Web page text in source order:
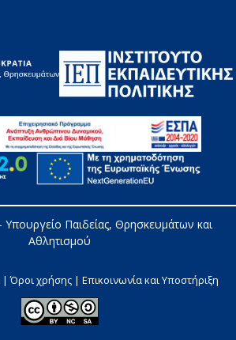
Υπουργείο Παιδείας, Θρησκευμάτων και
Αθλητισμού
| Όροι χρήσης | Επικοινωνία και Υποστήριξη